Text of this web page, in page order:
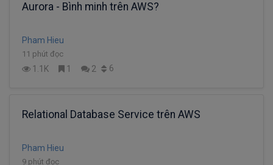
Aurora - Bình minh trên AWS?
Pham Hieu
11 phút đọc
1.1K 1 2 6
Relational Database Service trên AWS
Pham Hieu
9 phút đọc